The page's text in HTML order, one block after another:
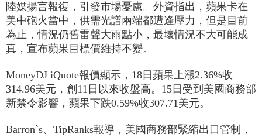
陸媒揚言報復，引發市場憂慮。外資指出，蘋果卡在
美中砲火當中，供需光譜兩端都遭逢壓力，但是目前
為止，情況仍舊雷聲大雨點小，最壞情況不大可能成
真，宣布蘋果目標價維持不變。
MoneyDJ iQuote報價顯示，18日蘋果上漲2.36%收
314.96美元，創11日以來收盤高。15日受到美國商務部
新禁令影響，蘋果下跌0.59%收307.71美元。
Barron`s、TipRanks報導，美國商務部緊縮出口管制，